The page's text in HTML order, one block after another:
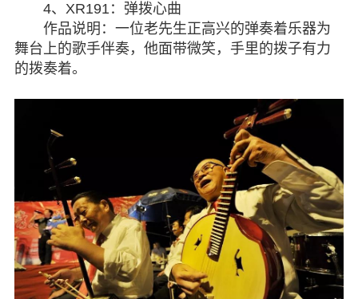
4、XR191：弹拨心曲
作品说明：一位老先生正高兴的弹奏着乐器为
舞台上的歌手伴奏，他面带微笑，手里的拨子有力
的拨奏着。